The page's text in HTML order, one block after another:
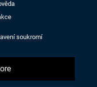
soukromí